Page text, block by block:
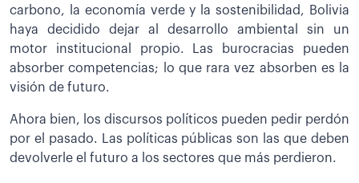
carbono, la economía verde y la sostenibilidad, Bolivia
haya decidido dejar al desarrollo ambiental sin un
motor institucional propio. Las burocracias pueden
absorber competencias; lo que rara vez absorben es la
visión de futuro.
Ahora bien, los discursos políticos pueden pedir perdón
por el pasado. Las políticas públicas son las que deben
devolverle el futuro a los sectores que más perdieron.